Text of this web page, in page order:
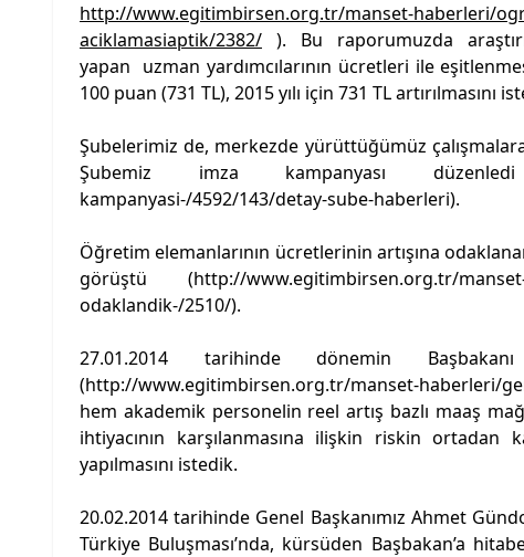
http://www.egitimbirsen.org.tr/manset-haberleri/
aciklamasiaptik/2382/ ). Bu raporumuzda
yapan uzman yardımcılarının ücretleri ile
100 puan (731 TL), 2015 yılı için 731 TL artırılmasını
Şubelerimiz de, merkezde yürüttüğümüz
Şubemiz imza kampanyası
kampanyasi-/4592/143/detay-sube-haberleri).
Öğretim elemanlarının ücretlerinin artışına
görüştü (http://www.egitimbirsen.org.tr/
odaklandik-/2510/).
27.01.2014 tarihinde dönemin
(http://www.egitimbirsen.org.tr/manset-haberleri/
hem akademik personelin reel artış bazlı maaş
ihtiyacının karşılanmasına ilişkin riskin ortadan
yapılmasını istedik.
20.02.2014 tarihinde Genel Başkanımız Ahmet
Türkiye Buluşması’nda, kürsüden Başbakan’a